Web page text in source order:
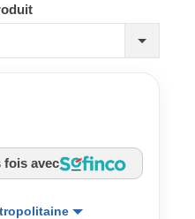
fois avec